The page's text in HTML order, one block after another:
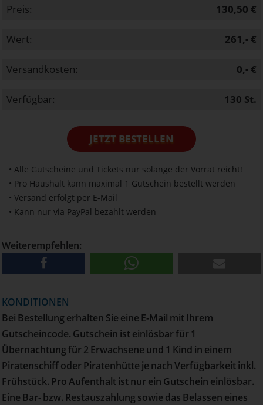
Preis: 130,50 €
Wert: 261,- €
Versandkosten: 0,- €
Verfügbar: 130 St.
JETZT BESTELLEN
• Alle Gutscheine und Tickets nur solange der Vorrat reicht!
• Pro Haushalt kann maximal 1 Gutschein bestellt werden
• Versand erfolgt per E-Mail
• Kann nur via PayPal bezahlt werden
Weiterempfehlen:
KONDITIONEN
Bei Bestellung erhalten Sie eine E-Mail mit Ihrem
Gutscheincode. Gutschein ist einlösbar für 1
Übernachtung für 2 Erwachsene und 1 Kind in einem
Piratenschiff oder Piratenhütte je nach Verfügbarkeit inkl.
Frühstück. Pro Aufenthalt ist nur ein Gutschein einlösbar.
Eine Bar- bzw. Restauszahlung sowie das Belassen eines